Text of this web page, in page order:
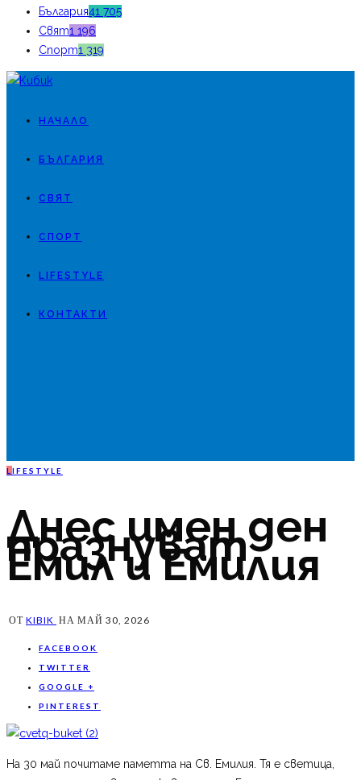
България41 705
Свят1 196
Спорт1 319
НАЧАЛО
БЪЛГАРИЯ
СВЯТ
СПОРТ
LIFESTYLE
КОНТАКТИ
L IFESTYLE
Днес имен ден
празнуват
Емил и Емилия
ОТ KIBIK НА МАЙ 30, 2026
FACEBOOK
TWITTER
GOOGLE +
PINTEREST
На 30 май почитаме паметта на Св. Емилия. Тя е светица,